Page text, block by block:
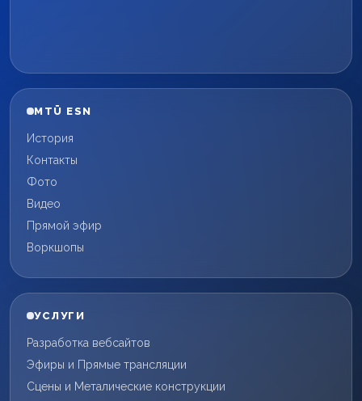
MTÜ ESN
История
Контакты
Фото
Видео
Прямой эфир
Воркшопы
УСЛУГИ
Разработка вебсайтов
Эфиры и Прямые трансляции
Сцены и Металические конструкции